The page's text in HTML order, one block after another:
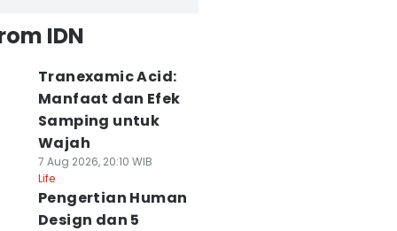
IDN
Tranexamic Acid:
Manfaat dan Efek
Samping untuk
Wajah
7 Aug 2026, 20:10 WIB
Life
Pengertian Human
Design dan 5